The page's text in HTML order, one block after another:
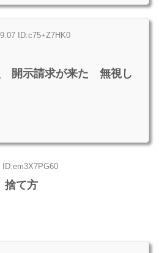
ID:c75+Z7HK0
開示請求が来た 無視し
ID:em3X7PG60
て方